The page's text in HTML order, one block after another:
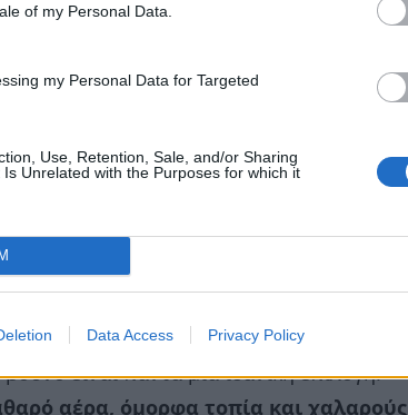
of my Personal Data.
my Personal Data for Targeted
Use, Retention, Sale, and/or Sharing
Unrelated with the Purposes for which it
Data Access Privacy Policy
είναι πάντα μια ιδανική επιλογή.
αέρα, όμορφα τοπία και χαλαρούς